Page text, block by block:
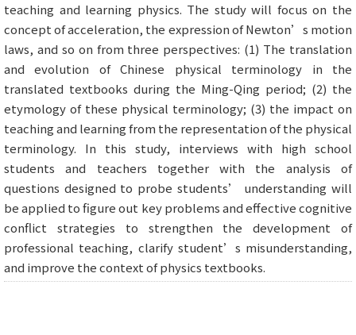
teaching and learning physics. The study will focus on the
concept of acceleration, the expression of Newton’s motion
laws, and so on from three perspectives: (1) The translation
and evolution of Chinese physical terminology in the
translated textbooks during the Ming-Qing period; (2) the
etymology of these physical terminology; (3) the impact on
teaching and learning from the representation of the physical
terminology. In this study, interviews with high school
students and teachers together with the analysis of
questions designed to probe students’ understanding will
be applied to figure out key problems and effective cognitive
conflict strategies to strengthen the development of
professional teaching, clarify student’s misunderstanding,
and improve the context of physics textbooks.